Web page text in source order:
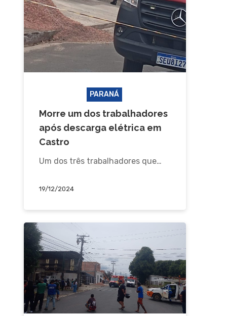
PARANÁ
Morre um dos trabalhadores
após descarga elétrica em
Castro
Um dos três trabalhadores que…
19/12/2024